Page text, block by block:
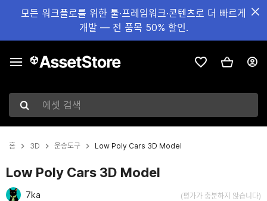
모든 워크플로를 위한 툴·프레임워크·콘텐츠로 더 빠르게
개발 — 전 품목 50% 할인.
에셋 검색
홈 3D 운송도구 Low Poly Cars 3D Model
Low Poly Cars 3D Model
7ka (평가가 충분하지 않습니다)